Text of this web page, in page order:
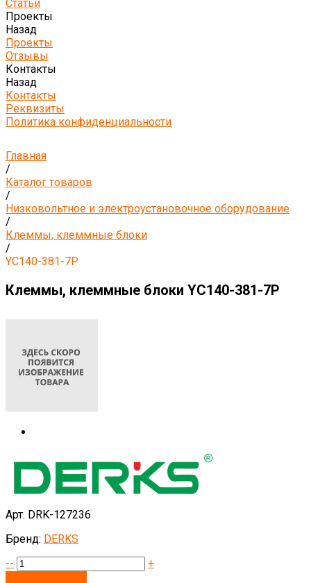
Статьи
Проекты
Назад
Проекты
Отзывы
Контакты
Назад
Контакты
Реквизиты
Политика конфиденциальности
Главная
/
Каталог товаров
/
Низковольтное и электроустановочное оборудование
/
Клеммы, клеммные блоки
/
YC140-381-7P
Клеммы, клеммные блоки YC140-381-7P
Арт. DRK-127236
Бренд: DERKS
--
+